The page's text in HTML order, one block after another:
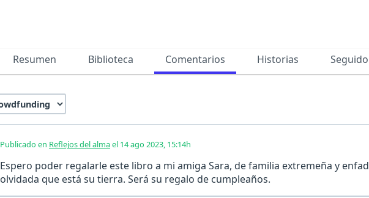
Resumen Biblioteca Comentarios Historias
Publicado en Reflejos del almael 14 ago 2023, 15:14h
Espero poder regalarle este libro a mi amiga Sara, de familia extremeña y
olvidada que está su tierra. Será su regalo de cumpleaños.